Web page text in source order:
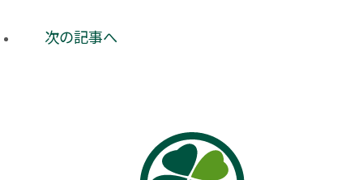
次の記事へ